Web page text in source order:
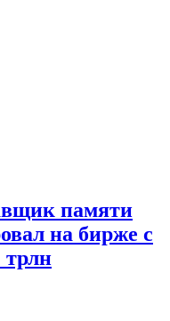
памяти
на бирже с
трлн